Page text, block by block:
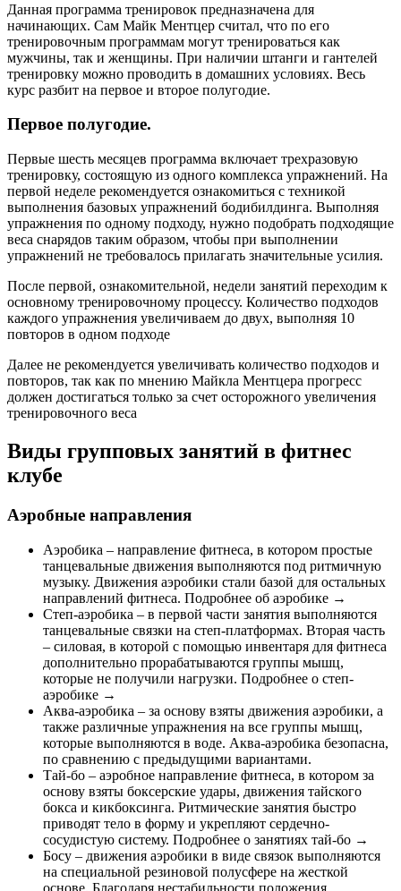
Данная программа тренировок предназначена для
начинающих. Сам Майк Ментцер считал, что по его
тренировочным программам могут тренироваться как
мужчины, так и женщины. При наличии штанги и гантелей
тренировку можно проводить в домашних условиях. Весь
курс разбит на первое и второе полугодие.
Первое полугодие.
Первые шесть месяцев программа включает трехразовую
тренировку, состоящую из одного комплекса упражнений. На
первой неделе рекомендуется ознакомиться с техникой
выполнения базовых упражнений бодибилдинга. Выполняя
упражнения по одному подходу, нужно подобрать подходящие
веса снарядов таким образом, чтобы при выполнении
упражнений не требовалось прилагать значительные усилия.
После первой, ознакомительной, недели занятий переходим к
основному тренировочному процессу. Количество подходов
каждого упражнения увеличиваем до двух, выполняя 10
повторов в одном подходе
Далее не рекомендуется увеличивать количество подходов и
повторов, так как по мнению Майкла Ментцера прогресс
должен достигаться только за счет осторожного увеличения
тренировочного веса
Виды групповых занятий в фитнес
клубе
Аэробные направления
Аэробика – направление фитнеса, в котором простые
танцевальные движения выполняются под ритмичную
музыку. Движения аэробики стали базой для остальных
направлений фитнеса. Подробнее об аэробике →
Степ-аэробика – в первой части занятия выполняются
танцевальные связки на степ-платформах. Вторая часть
– силовая, в которой с помощью инвентаря для фитнеса
дополнительно прорабатываются группы мышц,
которые не получили нагрузки. Подробнее о степ-
аэробике →
Аква-аэробика – за основу взяты движения аэробики, а
также различные упражнения на все группы мышц,
которые выполняются в воде. Аква-аэробика безопасна,
по сравнению с предыдущими вариантами.
Тай-бо – аэробное направление фитнеса, в котором за
основу взяты боксерские удары, движения тайского
бокса и кикбоксинга. Ритмические занятия быстро
приводят тело в форму и укрепляют сердечно-
сосудистую систему. Подробнее о занятиях тай-бо →
Босу – движения аэробики в виде связок выполняются
на специальной резиновой полусфере на жесткой
основе. Благодаря нестабильности положения